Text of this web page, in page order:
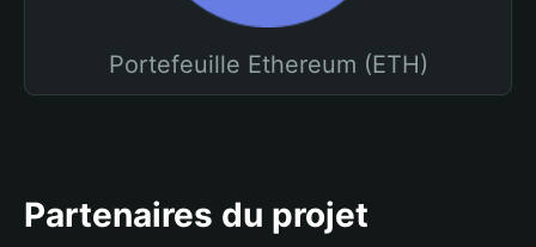
Portefeuille Ethereum (ETH)
Partenaires du projet